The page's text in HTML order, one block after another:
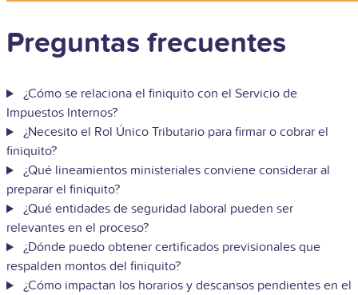
Preguntas frecuentes
¿Cómo se relaciona el finiquito con el Servicio de
Impuestos Internos?
¿Necesito el Rol Único Tributario para firmar o cobrar el
finiquito?
¿Qué lineamientos ministeriales conviene considerar al
preparar el finiquito?
¿Qué entidades de seguridad laboral pueden ser
relevantes en el proceso?
¿Dónde puedo obtener certificados previsionales que
respalden montos del finiquito?
¿Cómo impactan los horarios y descansos pendientes en el